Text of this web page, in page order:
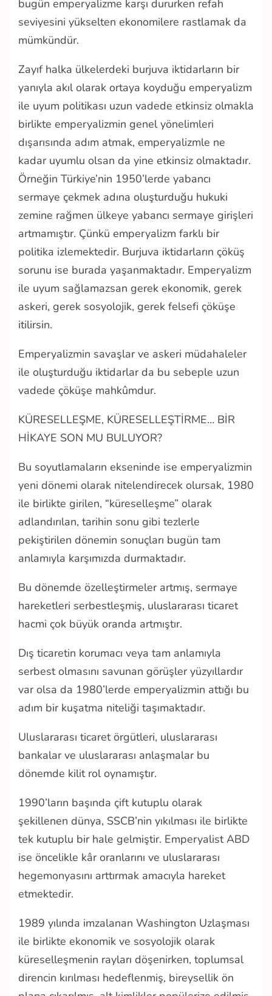
bugün emperyalizme karşı dururken refah
seviyesini yükselten ekonomilere rastlamak da
mümkündür.
Zayıf halka ülkelerdeki burjuva iktidarların bir
yanıyla akıl olarak ortaya koyduğu emperyalizm
ile uyum politikası uzun vadede etkinsiz olmakla
birlikte emperyalizmin genel yönelimleri
dışarısında adım atmak, emperyalizmle ne
kadar uyumlu olsan da yine etkinsiz olmaktadır.
Örneğin Türkiye’nin 1950’lerde yabancı
sermaye çekmek adına oluşturduğu hukuki
zemine rağmen ülkeye yabancı sermaye girişleri
artmamıştır. Çünkü emperyalizm farklı bir
politika izlemektedir. Burjuva iktidarların çöküş
sorunu ise burada yaşanmaktadır. Emperyalizm
ile uyum sağlamazsan gerek ekonomik, gerek
askeri, gerek sosyolojik, gerek felsefi çöküşe
itilirsin.
Emperyalizmin savaşlar ve askeri müdahaleler
ile oluşturduğu iktidarlar da bu sebeple uzun
vadede çöküşe mahkûmdur.
KÜRESELLEŞME, KÜRESELLEŞTİRME… BİR
HİKAYE SON MU BULUYOR?
Bu soyutlamaların ekseninde ise emperyalizmin
yeni dönemi olarak nitelendirecek olursak, 1980
ile birlikte girilen, “küreselleşme” olarak
adlandırılan, tarihin sonu gibi tezlerle
pekiştirilen dönemin sonuçları bugün tam
anlamıyla karşımızda durmaktadır.
Bu dönemde özelleştirmeler artmış, sermaye
hareketleri serbestleşmiş, uluslararası ticaret
hacmi çok büyük oranda artmıştır.
Dış ticaretin korumacı veya tam anlamıyla
serbest olmasını savunan görüşler yüzyıllardır
var olsa da 1980’lerde emperyalizmin attığı bu
adım bir kuşatma niteliği taşımaktadır.
Uluslararası ticaret örgütleri, uluslararası
bankalar ve uluslararası anlaşmalar bu
dönemde kilit rol oynamıştır.
1990’ların başında çift kutuplu olarak
şekillenen dünya, SSCB’nin yıkılması ile birlikte
tek kutuplu bir hale gelmiştir. Emperyalist ABD
ise öncelikle kâr oranlarını ve uluslararası
hegemonyasını arttırmak amacıyla hareket
etmektedir.
1989 yılında imzalanan Washington Uzlaşması
ile birlikte ekonomik ve sosyolojik olarak
küreselleşmenin rayları döşenirken, toplumsal
direncin kırılması hedeflenmiş, bireysellik ön